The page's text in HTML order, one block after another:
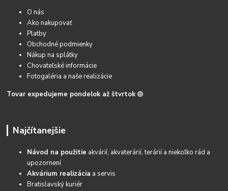
O nás
Ako nakupovať
Platby
Obchodné podmienky
Nákup na splátky
Chovateľské informácie
Fotogaléria a naše realizácie
Tovar expedujeme pondelok až štvrtok 🟢
Najčítanejšie
Návod na použitie akvárií, akvaterárií, terárií a niekoľko rád a
upozornení
Akvárium realizácia a servis
Bratislavský kuriér